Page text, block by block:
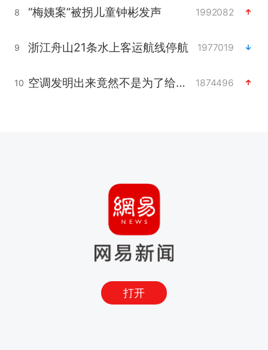
8 “梅姨案”被拐儿童钟彬发声 1992082
9 浙江舟山21条水上客运航线停航 1977019
10 空调发明出来竟然不是为了给人降温 1874496
打开